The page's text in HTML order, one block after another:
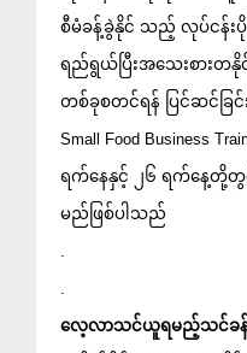
စီမံခန့်ခွဲနိုင် သည့် လုပ်ငန်းပိုင်
ရည်ရွယ်ပြီးအသေးစားတ
တစ်ခုစတင်ရန် ပြင်ဆင်ခြင်း
Small Food Business
ရက်နေနှင့် ၂၆ ရက်နေ့တို့တွင်
မည်ဖြစ်ပါသည်
.
.
လေ့လာသင်ယူရမည့်သင်ခန်း